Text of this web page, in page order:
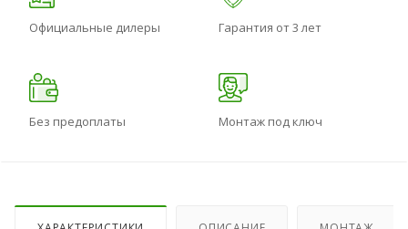
Официальные дилеры Гарантия от 3 лет
Без предоплаты Монтаж под ключ